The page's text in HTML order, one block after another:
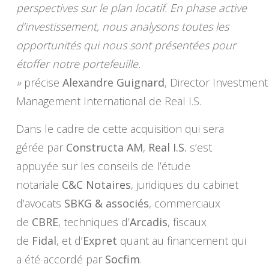
perspectives sur le plan locatif. En phase active
d’investissement, nous analysons toutes les
opportunités qui nous sont présentées pour
étoffer notre portefeuille.
»précise Alexandre Guignard, Director Investment
Management International de Real I.S.
Dans le cadre de cette acquisition qui sera
gérée par Constructa AM, Real I.S. s’est
appuyée sur les conseils de l’étude
notariale C&C Notaires, juridiques du cabinet
d’avocats SBKG & associés, commerciaux
de CBRE, techniques d’Arcadis, fiscaux
de Fidal, et d’Expret quant au financement qui
a été accordé par Socfim.